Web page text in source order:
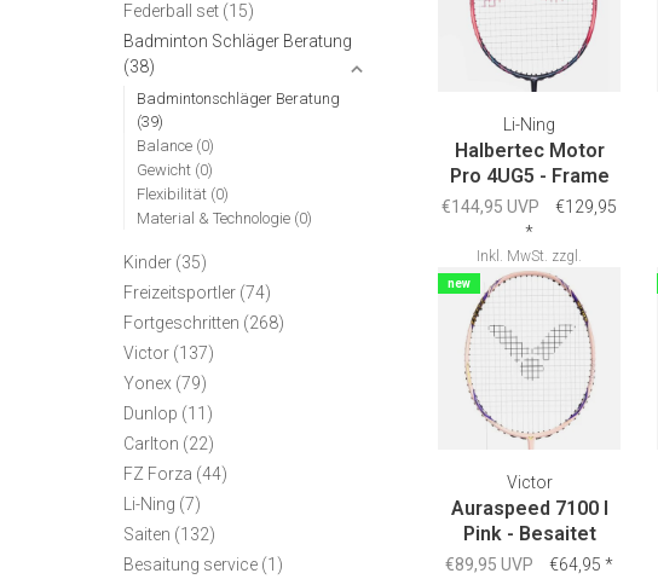
Federball set (15)
Badminton Schläger Beratung
(38)
Badmintonschläger Beratung
(39)
Balance (0)
Gewicht (0)
Flexibilität (0)
Material & Technologie (0)
Kinder (35)
Freizeitsportler (74)
Fortgeschritten (268)
Victor (137)
Yonex (79)
Dunlop (11)
Carlton (22)
FZ Forza (44)
Li-Ning (7)
Saiten (132)
Besaitung service (1)
Li-Ning
Halbertec Motor
Pro 4UG5 - Frame
€144,95 UVP
€129,95
*
Inkl. MwSt. zzgl.
Versandkosten
new
Victor
Auraspeed 7100 I
Pink - Besaitet
€89,95 UVP €64,95 *